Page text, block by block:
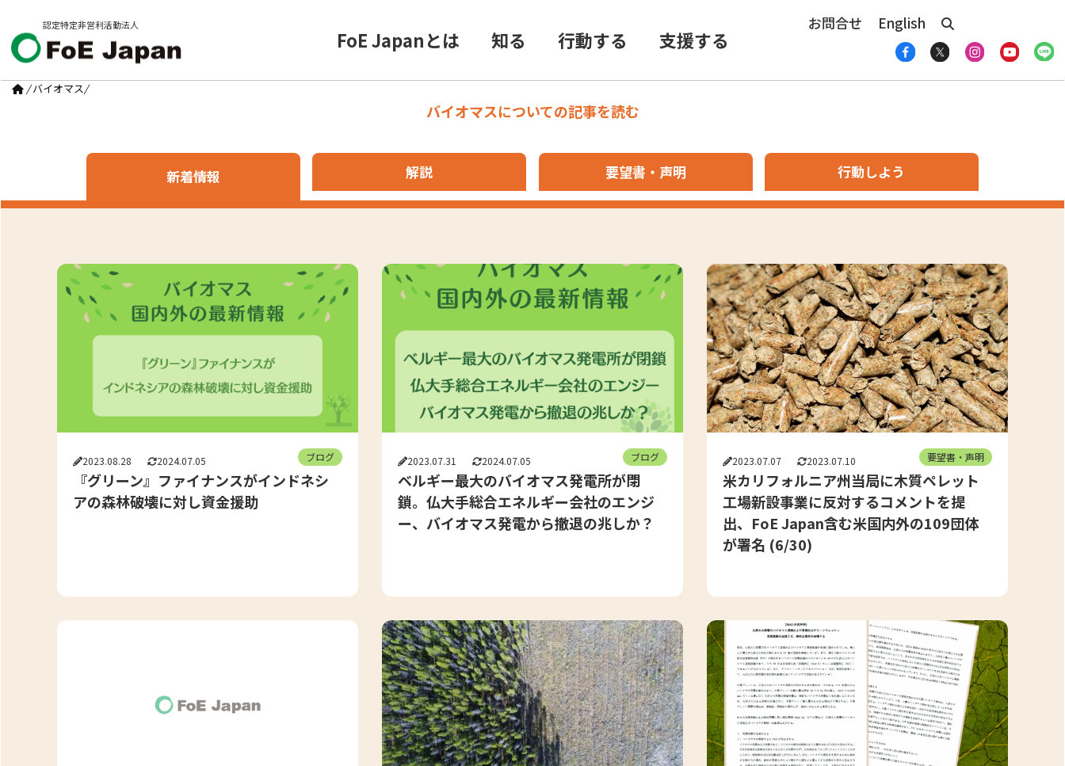
認定特定非営利活動法人
FoE Japanとは 知る 行動する 支援する
お問合せ English
/ バイオマス/
バイオマスについての記事を読む
新着情報 解説 要望書 声明 行動しよう
2023.08.28 2024.07.05 ブログ
『グリーン』ファイナンスがインドネシ
アの森林破壊に対し資金援助
2023.07.31 2024.07.05 ブログ
ベルギー最大のバイオマス発電所が閉
鎖。仏大手総合エネルギー会社のエンジ
ー、バイオマス発電から撤退の兆しか？
2023.07.07 2023.07.10 要望書・声明
米カリフォルニア州当局に木質ペレット
工場新設事業に反対するコメントを提
出、FoE Japan含む米国内外の109団体
が署名 (6/30)